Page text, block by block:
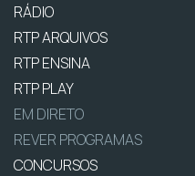
RÁDIO
RTP ARQUIVOS
RTP ENSINA
RTP PLAY
EM DIRETO
REVER PROGRAMAS
CONCURSOS